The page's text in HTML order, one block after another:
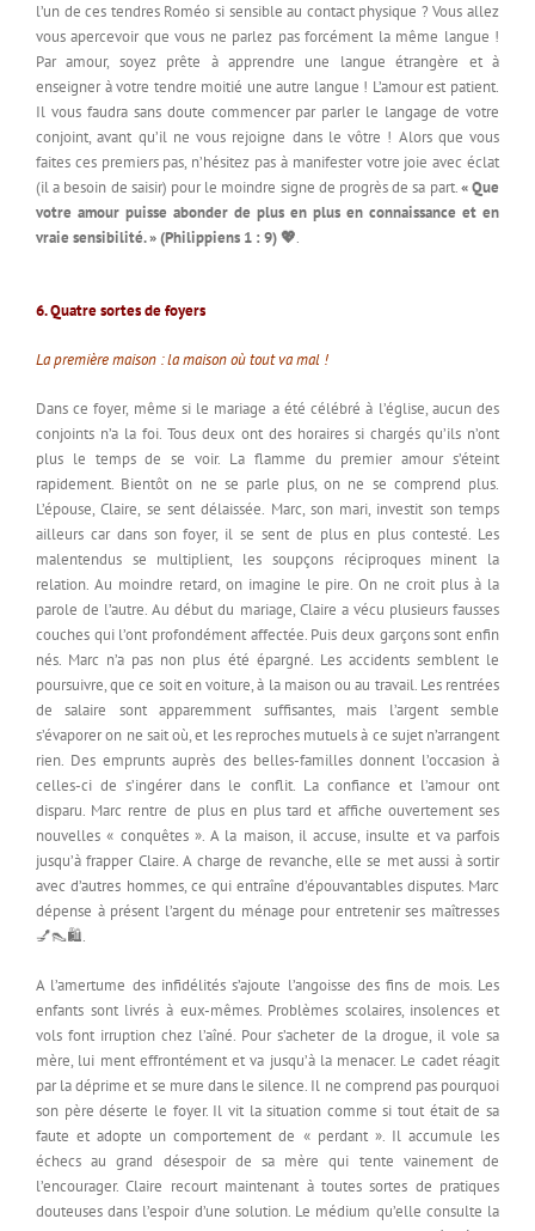
l’un de ces tendres Roméo si sensible au contact physique ? Vous allez
vous apercevoir que vous ne parlez pas forcément la même langue !
Par amour, soyez prête à apprendre une langue étrangère et à
enseigner à votre tendre moitié une autre langue ! L’amour est patient.
Il vous faudra sans doute commencer par parler le langage de votre
conjoint, avant qu’il ne vous rejoigne dans le vôtre ! Alors que vous
faites ces premiers pas, n’hésitez pas à manifester votre joie avec éclat
(il a besoin de saisir) pour le moindre signe de progrès de sa part.« Que
votre amour puisse abonder de plus en plus en connaissance et en
vraie sensibilité. » (Philippiens 1 : 9) 💖.
6. Quatre sortes de foyers
La première maison : la maison où tout va mal !
Dans ce foyer, même si le mariage a été célébré à l’église, aucun des
conjoints n’a la foi. Tous deux ont des horaires si chargés qu’ils n’ont
plus le temps de se voir. La flamme du premier amour s’éteint
rapidement. Bientôt on ne se parle plus, on ne se comprend plus.
L’épouse, Claire, se sent délaissée. Marc, son mari, investit son temps
ailleurs car dans son foyer, il se sent de plus en plus contesté. Les
malentendus se multiplient, les soupçons réciproques minent la
relation. Au moindre retard, on imagine le pire. On ne croit plus à la
parole de l’autre. Au début du mariage, Claire a vécu plusieurs fausses
couches qui l’ont profondément affectée. Puis deux garçons sont enfin
nés. Marc n’a pas non plus été épargné. Les accidents semblent le
poursuivre, que ce soit en voiture, à la maison ou au travail. Les rentrées
de salaire sont apparemment suffisantes, mais l’argent semble
s’évaporer on ne sait où, et les reproches mutuels à ce sujet n’arrangent
rien. Des emprunts auprès des belles-familles donnent l’occasion à
celles-ci de s’ingérer dans le conflit. La confiance et l’amour ont
disparu. Marc rentre de plus en plus tard et affiche ouvertement ses
nouvelles « conquêtes ». A la maison, il accuse, insulte et va parfois
jusqu’à frapper Claire. A charge de revanche, elle se met aussi à sortir
avec d’autres hommes, ce qui entraîne d’épouvantables disputes. Marc
dépense à présent l’argent du ménage pour entretenir ses maîtresses
💅👠🛍.
A l’amertume des infidélités s’ajoute l’angoisse des fins de mois. Les
enfants sont livrés à eux-mêmes. Problèmes scolaires, insolences et
vols font irruption chez l’aîné. Pour s’acheter de la drogue, il vole sa
mère, lui ment effrontément et va jusqu’à la menacer. Le cadet réagit
par la déprime et se mure dans le silence. Il ne comprend pas pourquoi
son père déserte le foyer. Il vit la situation comme si tout était de sa
faute et adopte un comportement de « perdant ». Il accumule les
échecs au grand désespoir de sa mère qui tente vainement de
l’encourager. Claire recourt maintenant à toutes sortes de pratiques
douteuses dans l’espoir d’une solution. Le médium qu’elle consulte la